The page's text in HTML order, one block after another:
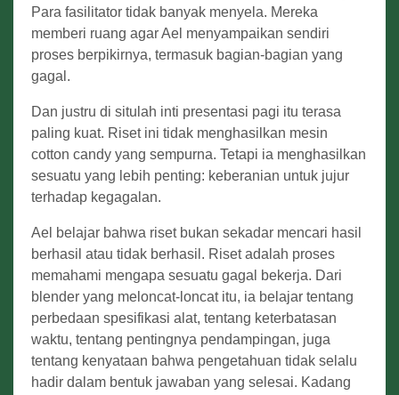
Para fasilitator tidak banyak menyela. Mereka
memberi ruang agar Ael menyampaikan sendiri
proses berpikirnya, termasuk bagian-bagian yang
gagal.
Dan justru di situlah inti presentasi pagi itu terasa
paling kuat. Riset ini tidak menghasilkan mesin
cotton candy yang sempurna. Tetapi ia menghasilkan
sesuatu yang lebih penting: keberanian untuk jujur
terhadap kegagalan.
Ael belajar bahwa riset bukan sekadar mencari hasil
berhasil atau tidak berhasil. Riset adalah proses
memahami mengapa sesuatu gagal bekerja. Dari
blender yang meloncat-loncat itu, ia belajar tentang
perbedaan spesifikasi alat, tentang keterbatasan
waktu, tentang pentingnya pendampingan, juga
tentang kenyataan bahwa pengetahuan tidak selalu
hadir dalam bentuk jawaban yang selesai. Kadang